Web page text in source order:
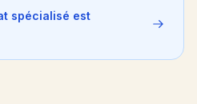
spécialisé est